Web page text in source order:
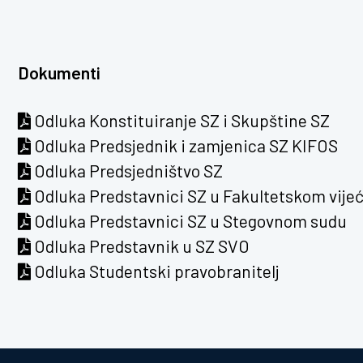
Dokumenti
Odluka Konstituiranje SZ i Skupštine SZ
Odluka Predsjednik i zamjenica SZ KIFOS
Odluka Predsjedništvo SZ
Odluka Predstavnici SZ u Fakultetskom
Odluka Predstavnici SZ u Stegovnom sudu
Odluka Predstavnik u SZ SVO
Odluka Studentski pravobranitelj